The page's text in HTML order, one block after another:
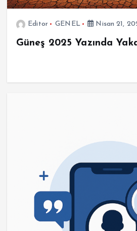
Editor GENEL Nisan 21,
Güneş 2025 Yazında